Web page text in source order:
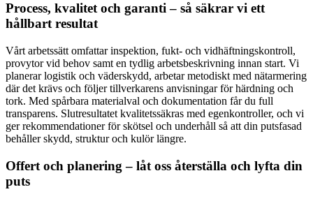
Process, kvalitet och garanti – så säkrar vi ett
hållbart resultat
Vårt arbetssätt omfattar inspektion, fukt- och vidhäftningskontroll,
provytor vid behov samt en tydlig arbetsbeskrivning innan start. Vi
planerar logistik och väderskydd, arbetar metodiskt med nätarmering
där det krävs och följer tillverkarens anvisningar för härdning och
tork. Med spårbara materialval och dokumentation får du full
transparens. Slutresultatet kvalitetssäkras med egenkontroller, och vi
ger rekommendationer för skötsel och underhåll så att din putsfasad
behåller skydd, struktur och kulör längre.
Offert och planering – låt oss återställa och lyfta din
puts